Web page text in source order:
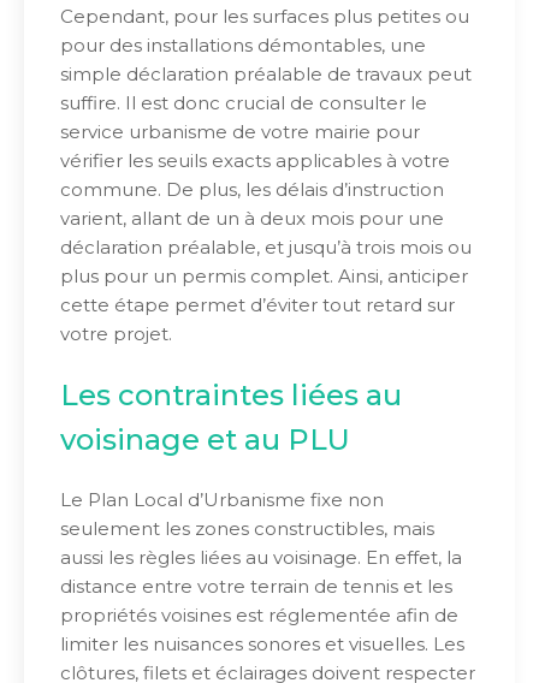
Cependant, pour les surfaces plus petites ou
pour des installations démontables, une
simple déclaration préalable de travaux peut
suffire. Il est donc crucial de consulter le
service urbanisme de votre mairie pour
vérifier les seuils exacts applicables à votre
commune. De plus, les délais d’instruction
varient, allant de un à deux mois pour une
déclaration préalable, et jusqu’à trois mois ou
plus pour un permis complet. Ainsi, anticiper
cette étape permet d’éviter tout retard sur
votre projet.
Les contraintes liées au
voisinage et au PLU
Le Plan Local d’Urbanisme fixe non
seulement les zones constructibles, mais
aussi les règles liées au voisinage. En effet, la
distance entre votre terrain de tennis et les
propriétés voisines est réglementée afin de
limiter les nuisances sonores et visuelles. Les
clôtures, filets et éclairages doivent respecter